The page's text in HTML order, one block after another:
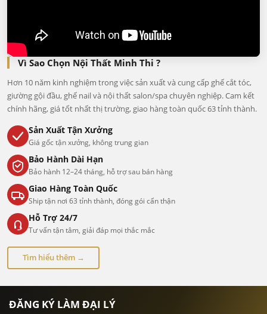
Vì Sao Chọn Nội Thất Minh Thi ?
Hơn 10 năm kinh nghiệm trong việc sản xuất và cung cấp ghế cắt tóc,
giường gội đầu, ghế nail và nội thất salon/spa chuyên nghiệp. Cam kết
chính hãng, giá tốt nhất thị trường, giao hàng toàn quốc 63 tỉnh thành.
Sản Xuất Tận Xưởng
Giá gốc tận xưởng, không trung gian
Bảo Hành Dài Hạn
Bảo hành 12–24 tháng, hỗ trợ sau bán hàng
Giao Hàng Toàn Quốc
Ship tận nơi 63 tỉnh thành, đóng gói cẩn thận
Hỗ Trợ 24/7
Tư vấn tận tâm, giải đáp mọi thắc mắc
Tìm hiểu thêm →
ĐĂNG KÝ LÀM ĐẠI LÝ